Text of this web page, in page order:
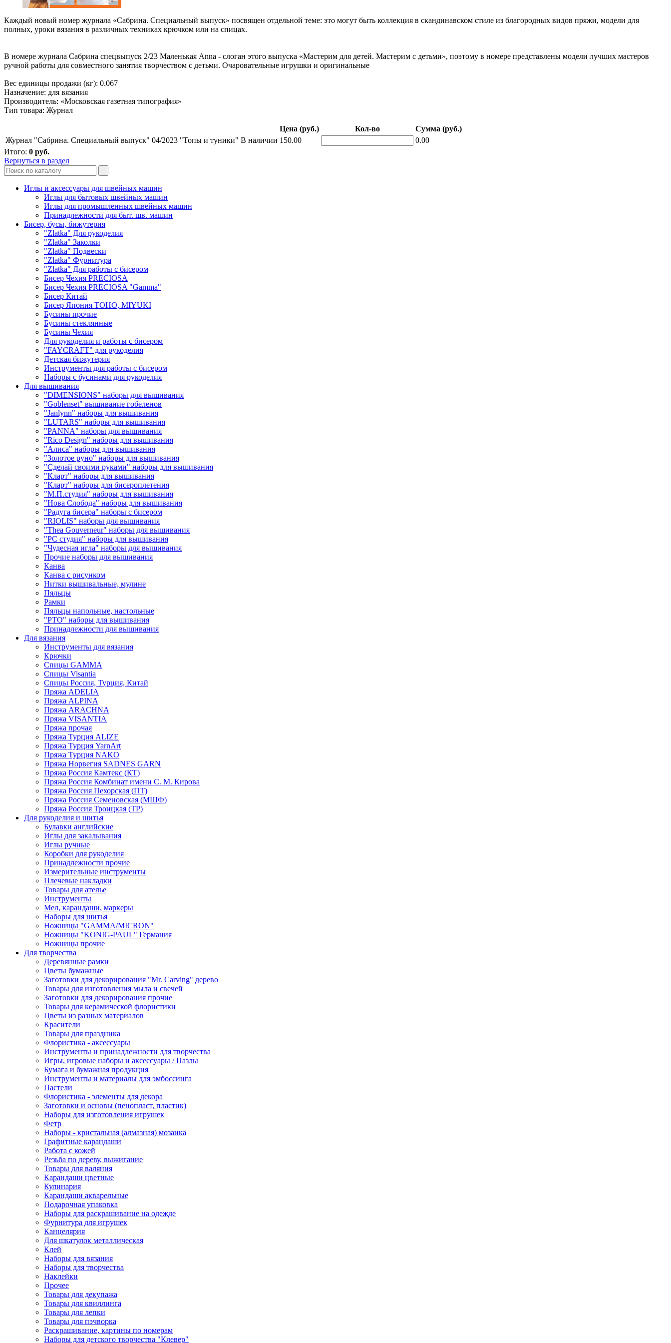
Каждый новый номер журнала «Сабрина. Специальный выпуск» посвящен отдельной теме: это могут быть коллекция в скандинавском стиле из благородных видов пряжи, модели для
полных, уроки вязания в различных техниках крючком или на спицах.
В номере журнала Сабрина спецвыпуск 2/23 Маленькая Anna - слоган этого выпуска «Мастерим для детей. Мастерим с детьми», поэтому в номере представлены модели лучших мастеров
ручной работы для совместного занятия творчеством с детьми. Очаровательные игрушки и оригинальные
Вес единицы продажи (кг): 0.067
Назначение: для вязания
Производитель: «Московская газетная типография»
Тип товара: Журнал
Цена (руб.) Кол-во
Сумма (руб.)
Журнал "Сабрина. Специальный выпуск" 04/2023 "Топы и туники" В наличии 150.00
0.00
Итого: 0 руб.
Вернуться в раздел
Иглы и аксессуары для швейных машин
Иглы для бытовых швейных машин
Иглы для промышленных швейных машин
Принадлежности для быт. шв. машин
Бисер, бусы, бижутерия
"Zlatka" Для рукоделия
"Zlatka" Заколки
"Zlatka" Подвески
"Zlatka" Фурнитура
"Zlatka" Для работы с бисером
Бисер Чехия PRECIOSA
Бисер Чехия PRECIOSA "Gamma"
Бисер Китай
Бисер Япония TOHO, MIYUKI
Бусины прочие
Бусины стеклянные
Бусины Чехия
Для рукоделия и работы с бисером
"FAYCRAFT" для рукоделия
Детская бижутерия
Инструменты для работы с бисером
Наборы с бусинами для рукоделия
Для вышивания
"DIMENSIONS" наборы для вышивания
"Goblenset" вышивание гобеленов
"Janlynn" наборы для вышивания
"LUTARS" наборы для вышивания
"PANNA" наборы для вышивания
"Rico Design" наборы для вышивания
"Алиса" наборы для вышивания
"Золотое руно" наборы для вышивания
"Сделай своими руками" наборы для вышивания
"Кларт" наборы для вышивания
"Кларт" наборы для бисероплетения
"М.П.студия" наборы для вышивания
"Нова Слобода" наборы для вышивания
"Радуга бисера" наборы с бисером
"RIOLIS" наборы для вышивания
"Thea Gouverneur" наборы для вышивания
"РС студия" наборы для вышивания
"Чудесная игла" наборы для вышивания
Прочие наборы для вышивания
Канва
Канва с рисунком
Нитки вышивальные, мулине
Пяльцы
Рамки
Пяльцы напольные, настольные
"РТО" наборы для вышивания
Принадлежности для вышивания
Для вязания
Инструменты для вязания
Крючки
Спицы GAMMA
Спицы Visantia
Спицы Россия, Турция, Китай
Пряжа ADELIA
Пряжа ALPINA
Пряжа ARACHNA
Пряжа VISANTIA
Пряжа прочая
Пряжа Турция ALIZE
Пряжа Турция YarnArt
Пряжа Турция NAKO
Пряжа Норвегия SADNES GARN
Пряжа Россия Камтекс (КТ)
Пряжа Россия Комбинат имени С. М. Кирова
Пряжа Россия Пехорская (ПТ)
Пряжа Россия Семеновская (МШФ)
Пряжа Россия Троицкая (ТР)
Для рукоделия и шитья
Булавки английские
Иглы для закалывания
Иглы ручные
Коробки для рукоделия
Принадлежности прочие
Измерительные инструменты
Плечевые накладки
Товары для ателье
Инструменты
Мел, карандаши, маркеры
Наборы для шитья
Ножницы "GAMMA/MICRON"
Ножницы "KONIG-PAUL" Германия
Ножницы прочие
Для творчества
Деревянные рамки
Цветы бумажные
Заготовки для декорирования "Mr. Carving" дерево
Товары для изготовления мыла и свечей
Заготовки для декорирования прочие
Товары для керамической флористики
Цветы из разных материалов
Красители
Товары для праздника
Флористика - аксессуары
Инструменты и принадлежности для творчества
Игры, игровые наборы и аксессуары / Пазлы
Бумага и бумажная продукция
Инструменты и материалы для эмбоссинга
Пастели
Флористика - элементы для декора
Заготовки и основы (пенопласт, пластик)
Наборы для изготовления игрушек
Фетр
Наборы - кристальная (алмазная) мозаика
Графитные карандаши
Работа с кожей
Резьба по дереву, выжигание
Товары для валяния
Карандаши цветные
Кулинария
Карандаши акварельные
Подарочная упаковка
Наборы для раскрашивание на одежде
Фурнитура для игрушек
Канцелярия
Для шкатулок металлическая
Клей
Наборы для вязания
Наборы для творчества
Наклейки
Прочее
Товары для декупажа
Товары для квиллинга
Товары для лепки
Товары для пэчворка
Раскрашивание, картины по номерам
Наборы для детского творчества "Клевер"